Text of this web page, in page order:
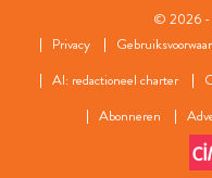
© 2026 -
Privacy
AI: redactioneel charter
Abonneren